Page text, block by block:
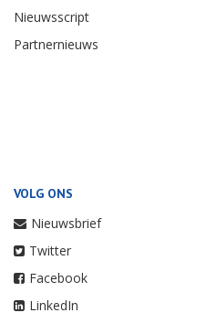
Nieuwsscript
Partnernieuws
VOLG ONS
Nieuwsbrief
Twitter
Facebook
LinkedIn